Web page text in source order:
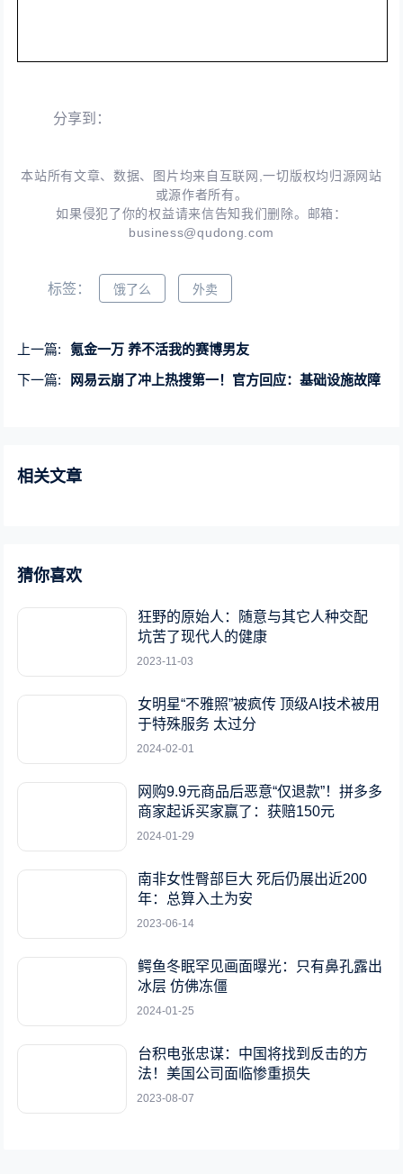
分享到：
本站所有文章、数据、图片均来自互联网,一切版权均归源网站
或源作者所有。
如果侵犯了你的权益请来信告知我们删除。邮箱：
business@qudong.com
标签： 饿了么 外卖
上一篇:
氪金一万 养不活我的赛博男友
下一篇:
网易云崩了冲上热搜第一！官方回应：基础设施故障
相关文章
猜你喜欢
狂野的原始人：随意与其它人种交配
坑苦了现代人的健康
2023-11-03
女明星“不雅照”被疯传 顶级AI技术被用
于特殊服务 太过分
2024-02-01
网购9.9元商品后恶意“仅退款”！拼多多
商家起诉买家赢了：获赔150元
2024-01-29
南非女性臀部巨大 死后仍展出近200
年：总算入土为安
2023-06-14
鳄鱼冬眠罕见画面曝光：只有鼻孔露出
冰层 仿佛冻僵
2024-01-25
台积电张忠谋：中国将找到反击的方
法！美国公司面临惨重损失
2023-08-07